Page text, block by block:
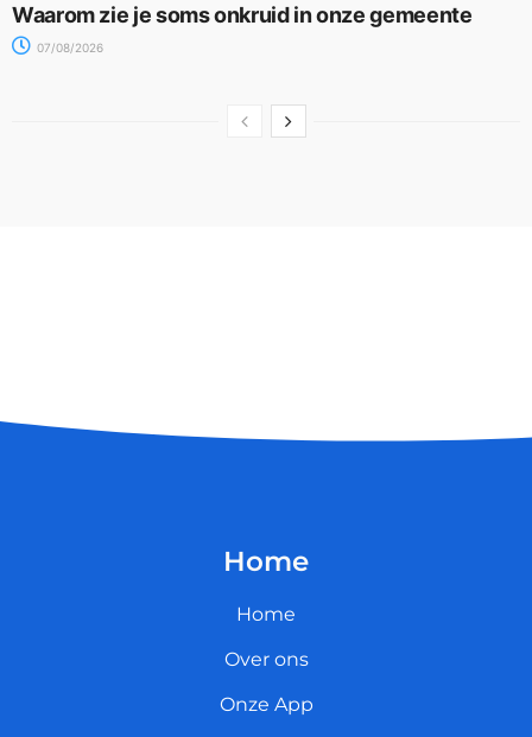
Waarom zie je soms onkruid in onze gemeente
07/08/2026
Home
Home
Over ons
Onze App